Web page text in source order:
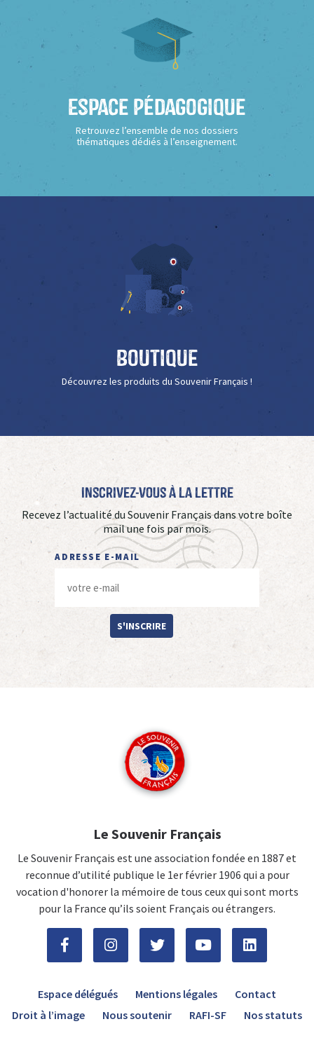
Espace Pédagogique
Retrouvez l’ensemble de nos dossiers
thématiques dédiés à l’enseignement.
Boutique
Découvrez les produits du Souvenir Français !
Inscrivez-vous à La Lettre
Recevez l’actualité du Souvenir Français dans votre boîte
mail une fois par mois.
ADRESSE E-MAIL
S'INSCRIRE
Le Souvenir Français
Le Souvenir Français est une association fondée en 1887 et
reconnue d’utilité publique le 1er février 1906 qui a pour
vocation d'honorer la mémoire de tous ceux qui sont morts
pour la France qu’ils soient Français ou étrangers.
Espace délégués Mentions légales
Contact
Droit à l’image
Nous soutenir RAFI-SF Nos statuts